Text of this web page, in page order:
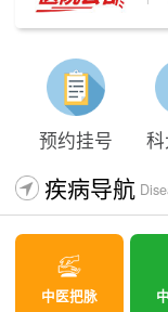
预约挂号
疾病导航
中医把脉